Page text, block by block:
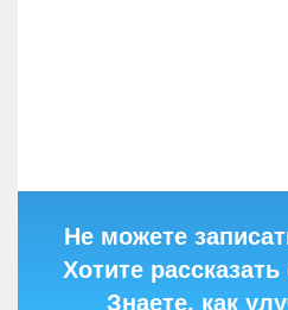
Не можете
Хотите
Знаете, как